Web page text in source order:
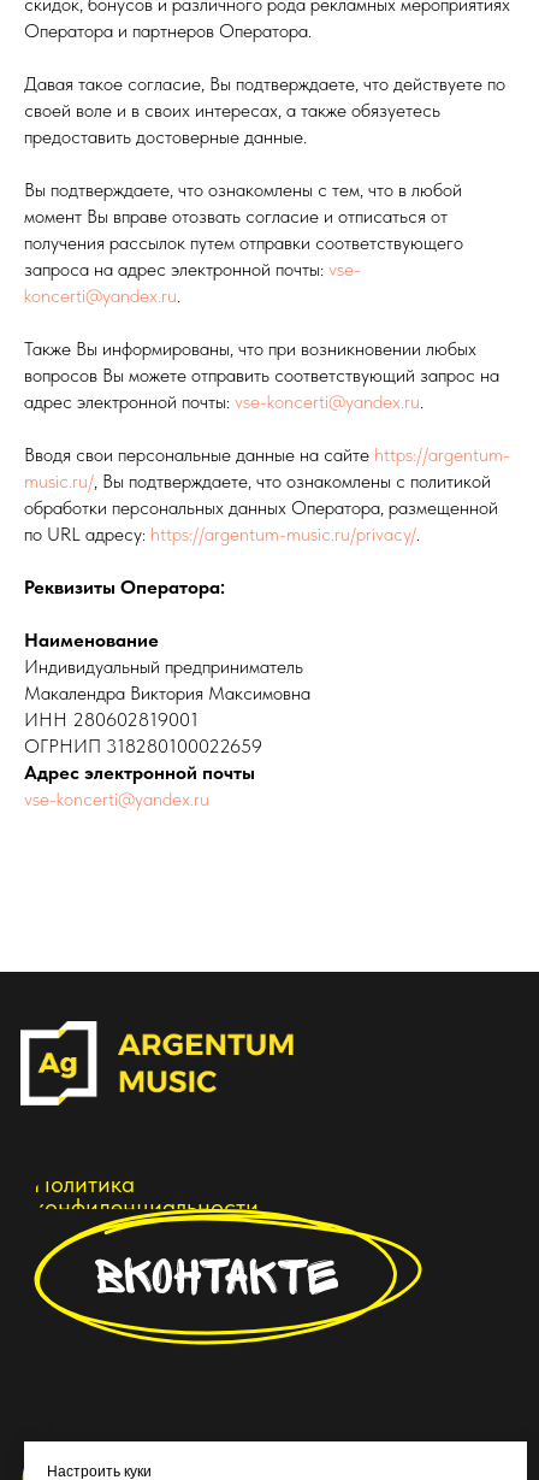
Оператора и партнеров Оператора.
Давая такое согласие, Вы подтверждаете, что действуете по
своей воле и в своих интересах, а также обязуетесь
предоставить достоверные данные.
Вы подтверждаете, что ознакомлены с тем, что в любой
момент Вы вправе отозвать согласие и отписаться от
получения рассылок путем отправки соответствующего
запроса на адрес электронной почты: vse-
koncerti@yandex.ru.
Также Вы информированы, что при возникновении любых
вопросов Вы можете отправить соответствующий запрос на
адрес электронной почты: vse-koncerti@yandex.ru.
Вводя свои персональные данные на сайте https://argentum-
music.ru/, Вы подтверждаете, что ознакомлены с политикой
обработки персональных данных Оператора, размещенной
по URL адресу: https://argentum-music.ru/privacy/.
Реквизиты Оператора:
Наименование
Индивидуальный предприниматель
Макалендра Виктория Максимовна
ИНН 280602819001
ОГРНИП 318280100022659
Адрес электронной почты
vse-koncerti@yandex.ru
Настроить куки
Политика
конфиденциальности